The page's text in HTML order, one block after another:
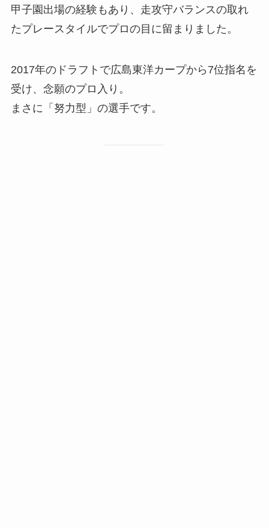
甲子園出場の経験もあり、走攻守バランスの取れ
たプレースタイルでプロの目に留まりました。
2017年のドラフトで広島東洋カープから7位指名を
受け、念願のプロ入り。
まさに「努力型」の選手です。